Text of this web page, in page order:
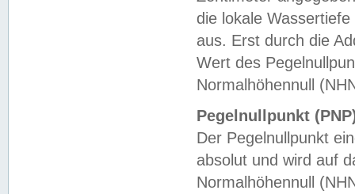
die lokale
aus. Erst durch die
Wert des
Normalhöhennull
Pegelnullpunkt
Der Pegelnullpunkt
absolut und wird auf
Normalhöhennull